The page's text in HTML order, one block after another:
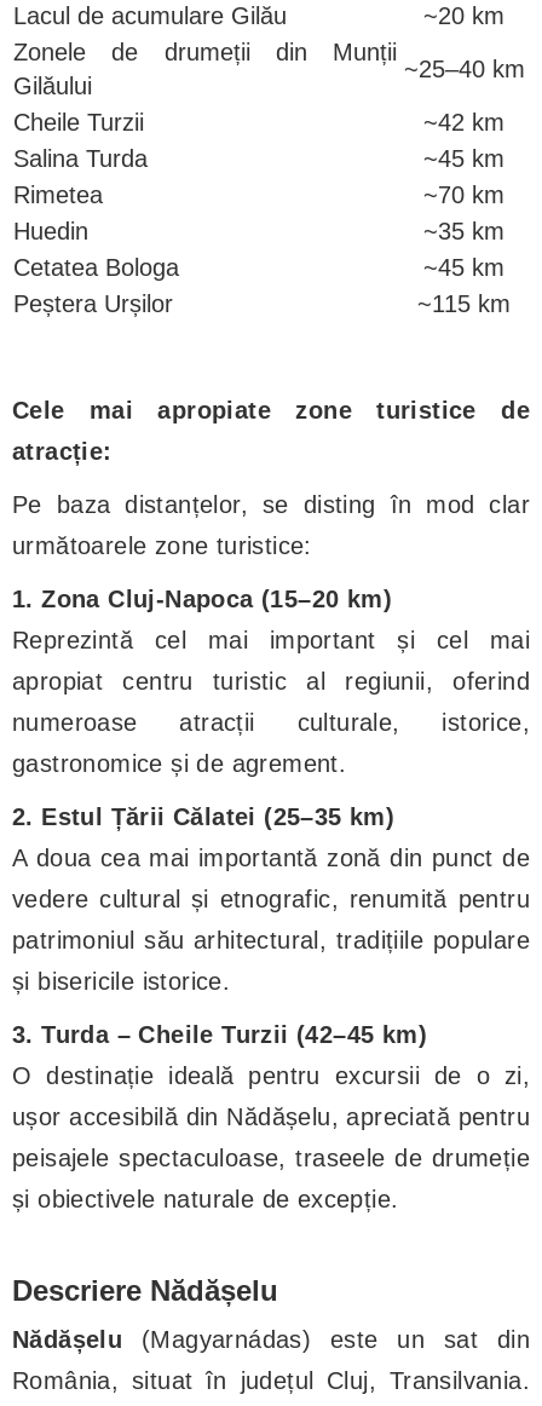
Lacul de acumulare Gilău
~20 km
Zonele de drumeții din Munții
Gilăului
~25–40 km
Cheile Turzii
~42 km
Salina Turda
~45 km
Rimetea
~70 km
Huedin
~35 km
Cetatea Bologa
~45 km
Peștera Urșilor
~115 km
Cele mai apropiate zone turistice de
atracție:
Pe baza distanțelor, se disting în mod clar
următoarele zone turistice:
1. Zona Cluj-Napoca (15–20 km)
Reprezintă cel mai important și cel mai
apropiat centru turistic al regiunii, oferind
numeroase atracții culturale, istorice,
gastronomice și de agrement.
2. Estul Țării Călatei (25–35 km)
A doua cea mai importantă zonă din punct de
vedere cultural și etnografic, renumită pentru
patrimoniul său arhitectural, tradițiile populare
și bisericile istorice.
3. Turda – Cheile Turzii (42–45 km)
O destinație ideală pentru excursii de o zi,
ușor accesibilă din Nădășelu, apreciată pentru
peisajele spectaculoase, traseele de drumeție
și obiectivele naturale de excepție.
Descriere Nădășelu
Nădășelu (Magyarnádas) este un sat din
România, situat în județul Cluj, Transilvania.